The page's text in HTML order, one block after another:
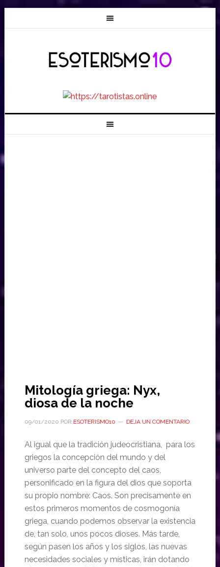
Mitología griega: Nyx,
diosa de la noche
09/01/2020 POR ESOTERISMO10 DEJA UN COMENTARIO
Al igual que la tradición judeocristiana, para los
griegos la concepción del mundo y del
universo parte del concepto del caos,
personificado en la figura del dios que soporta
su propio nombre: Caos. Son precisamente en
estos primeros momentos de cosmogonía
griega, cuando podemos observar la existencia
de, tan solo, unos pocos dioses. Más tarde,
según pasen los años y los siglos, las nuevas
necesidades sociales y místicas, irán dotando